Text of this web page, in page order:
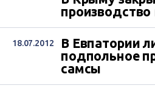
18.07.2012
В Евпатории
подпольное
самсы